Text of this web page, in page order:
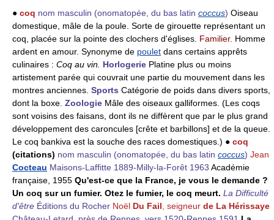
● coq nom masculin (onomatopée, du bas latin coccus) Oiseau
domestique, mâle de la poule. Sorte de girouette représentant un
coq, placée sur la pointe des clochers d'églises. Familier. Homme
ardent en amour. Synonyme de poulet dans certains apprêts
culinaires : Coq au vin. Horlogerie Platine plus ou moins
artistement parée qui couvrait une partie du mouvement dans les
montres anciennes. Sports Catégorie de poids dans divers sports,
dont la boxe. Zoologie Mâle des oiseaux galliformes. (Les coqs
sont voisins des faisans, dont ils ne diffèrent que par le plus grand
développement des caroncules [crête et barbillons] et de la queue.
Le coq bankiva est la souche des races domestiques.) ● coq
(citations) nom masculin (onomatopée, du bas latin coccus) Jean
Cocteau Maisons-Laffitte 1889-Milly-la-Forêt 1963 Académie
française, 1955 Qu'est-ce que la France, je vous le demande ?
Un coq sur un fumier. Otez le fumier, le coq meurt. La Difficulté
d'être Éditions du Rocher Noël Du Fail , seigneur de La Hérissaye